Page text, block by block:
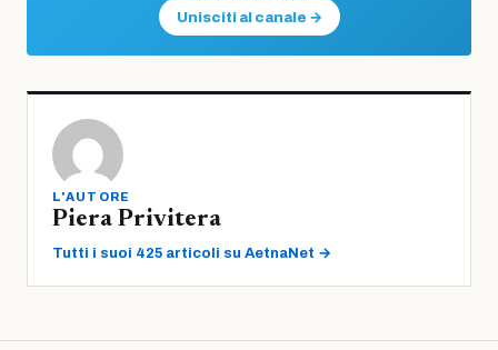
Unisciti al canale →
L'AUTORE
Piera Privitera
Tutti i suoi 425 articoli su AetnaNet →